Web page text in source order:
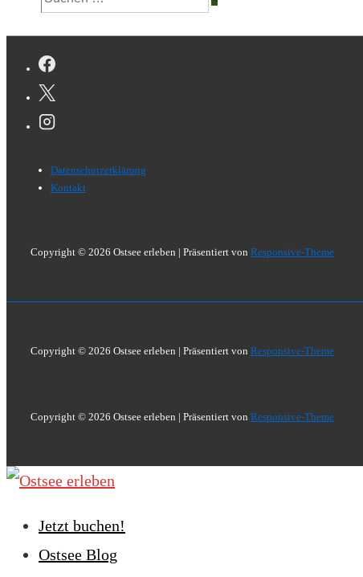
nach:
Footer-
Menü
Datenschutzerklärung
Kontakt
Copyright © 2026 Ostsee erleben | Präsentiert von Responsive-Theme
Copyright © 2026 Ostsee erleben | Präsentiert von Responsive-Theme
Copyright © 2026 Ostsee erleben | Präsentiert von Responsive-Theme
Jetzt buchen!
Ostsee Blog